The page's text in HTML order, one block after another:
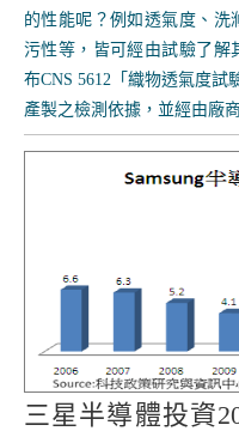
的性能呢？例如透氣度、洗
污性等，皆可經由試驗了解
布CNS 5612「織物透氣度
產製之檢測依據，並經由廠
三星半導體投資